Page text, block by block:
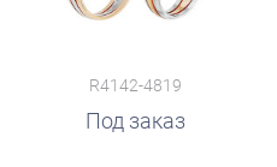
R4142-4819
Под заказ
руб.